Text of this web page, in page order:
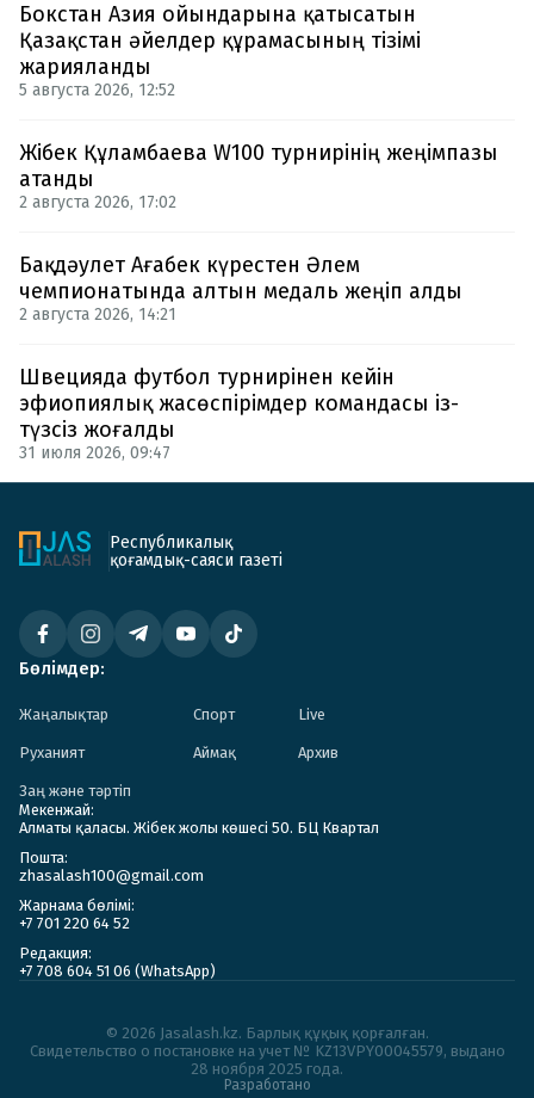
Бокстан Азия ойындарына қатысатын
Қазақстан әйелдер құрамасының тізімі
жарияланды
5 августа 2026, 12:52
Жібек Құламбаева W100 турнирінің жеңімпазы
атанды
2 августа 2026, 17:02
Бақдәулет Ағабек күрестен Әлем
чемпионатында алтын медаль жеңіп алды
2 августа 2026, 14:21
Швецияда футбол турнирінен кейін
эфиопиялық жасөспірімдер командасы із-
түзсіз жоғалды
31 июля 2026, 09:47
Республикалық
қоғамдық-саяси газеті
Бөлімдер:
Жаңалықтар Спорт Live
Руханият Аймақ Архив
Заң және тәртіп
Мекенжай:
Алматы қаласы. Жібек жолы көшесі 50. БЦ Квартал
Пошта:
zhasalash100@gmail.com
Жарнама бөлімі:
+7 701 220 64 52
Редакция:
+7 708 604 51 06 (WhatsApp)
© 2026 Jasalash.kz. Барлық құқық қорғалған.
Cвидетельство о постановке на учет № KZ13VPY00045579, выдано
28 ноября 2025 года.
Разработано